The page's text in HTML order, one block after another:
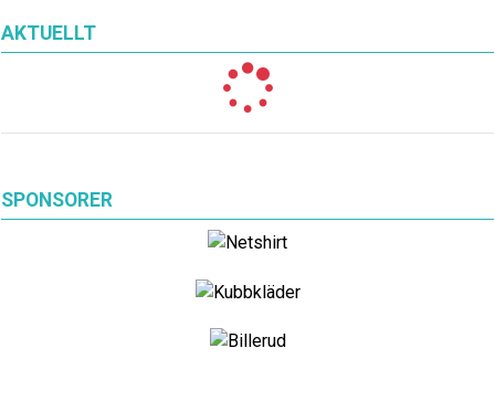
AKTUELLT
SPONSORER